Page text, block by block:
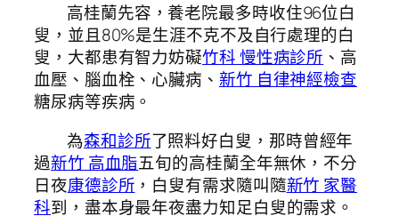
高桂蘭先容，養老院最多時收住96位白
叟，並且80%是生涯不克不及自行處理的白
叟，大都患有智力妨礙竹科 慢性病診所 、高
血壓、腦血栓、心臟病、 新竹 自律神經檢查
糖尿病等疾病。
為森和診所了照料好白叟，那時曾經年
過新竹 高血脂五旬的高桂蘭全年無休，不分
日夜康德診所 ，白叟有需求隨叫隨新竹 家醫
科到，盡本身最年夜盡力知足白叟的需求。